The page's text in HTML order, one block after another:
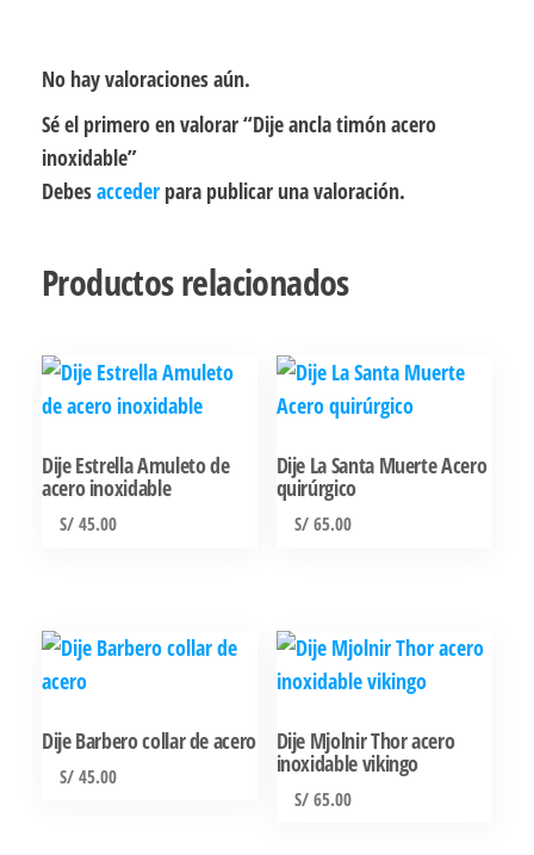
No hay valoraciones aún.
Sé el primero en valorar “Dije ancla timón acero
inoxidable”
Debesacceder para publicar una valoración.
Productos relacionados
Dije Estrella Amuleto de
acero inoxidable
S/45.00
Dije La Santa Muerte Acero
quirúrgico
S/65.00
Dije Barbero collar de acero
S/45.00
Dije Mjolnir Thor acero
inoxidable vikingo
S/65.00